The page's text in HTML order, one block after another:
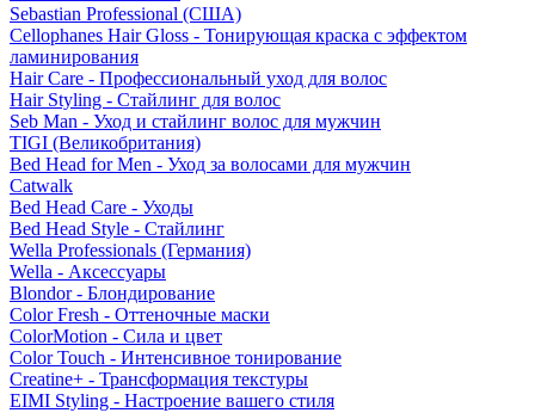
Sebastian Professional (США)
Cellophanes Hair Gloss - Тонирующая краска с эффектом
ламинирования
Hair Care - Профессиональный уход для волос
Hair Styling - Стайлинг для волос
Seb Man - Уход и стайлинг волос для мужчин
TIGI (Великобритания)
Bed Head for Men - Уход за волосами для мужчин
Catwalk
Bed Head Care - Уходы
Bed Head Style - Стайлинг
Wella Professionals (Германия)
Wella - Аксессуары
Blondor - Блондирование
Color Fresh - Оттеночные маски
ColorMotion - Сила и цвет
Color Touch - Интенсивное тонирование
Creatine+ - Трансформация текстуры
EIMI Styling - Настроение вашего стиля